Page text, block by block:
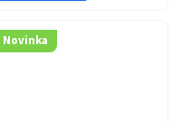
Novinka